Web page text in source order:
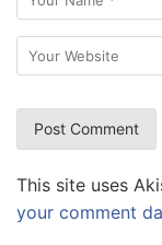
This site uses
your comment